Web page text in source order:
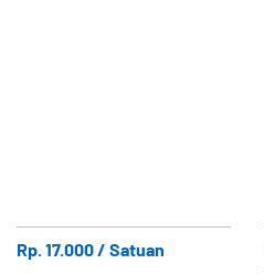
Rp. 17.000 / Satuan